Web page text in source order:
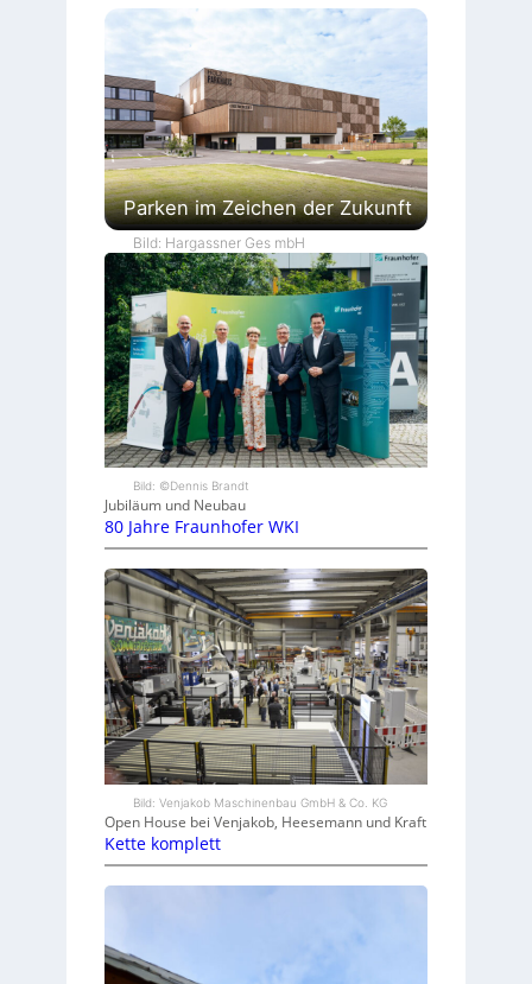
Parken im Zeichen der Zukunft
Bild: Hargassner Ges mbH
Bild: ©Dennis Brandt
Jubiläum und Neubau
80 Jahre Fraunhofer WKI
Bild: Venjakob Maschinenbau GmbH & Co. KG
Open House bei Venjakob, Heesemann und Kraft
Kette komplett